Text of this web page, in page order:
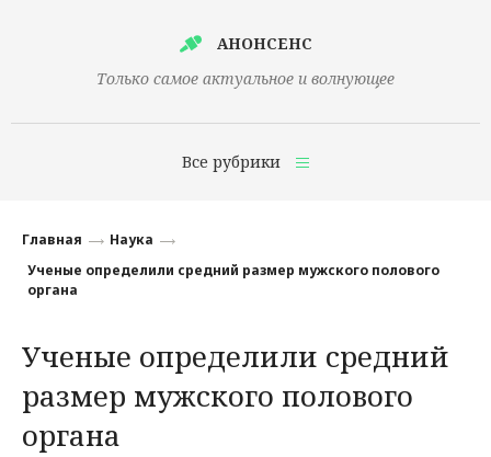
АНОНСЕНС
Только самое актуальное и волнующее
Все рубрики
Финансы
Наука
Культура
Общество
Главная
Наука
Ученые определили средний размер мужского полового
органа
Ученые определили средний
размер мужского полового
органа